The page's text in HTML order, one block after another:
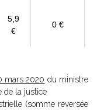
5,9
€
0 €
mars 2020 du ministre
de la justice
(somme reversée